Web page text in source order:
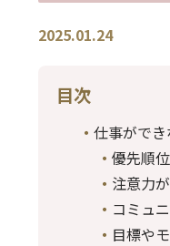
2025.01.24
目次
仕事がで
優先順
注意力
コミュ
目標や